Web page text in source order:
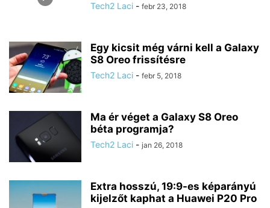
Tech2 Laci - febr 23, 2018
Egy kicsit még várni kell a Galaxy
S8 Oreo frissítésre
Tech2 Laci - febr 5, 2018
Ma ér véget a Galaxy S8 Oreo
béta programja?
Tech2 Laci - jan 26, 2018
Extra hosszú, 19:9-es képarányú
kijelzőt kaphat a Huawei P20 Pro